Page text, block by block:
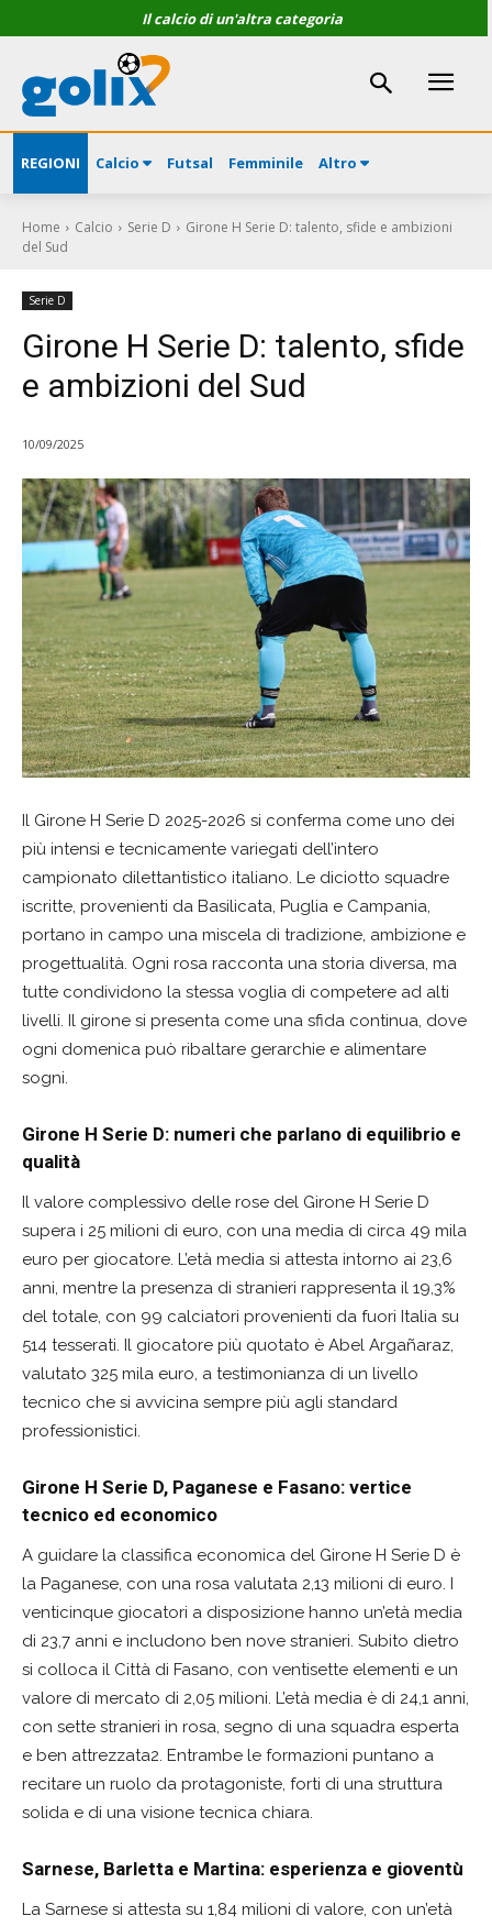
Il calcio di un'altra categoria
REGIONI Calcio Futsal Femminile Altro
Home Calcio Serie D
Girone H Serie D: talento, sfide e ambizioni
del Sud
Serie D
Girone H Serie D: talento, sfide
e ambizioni del Sud
10/09/2025
Il Girone H Serie D 2025-2026 si conferma come uno dei
più intensi e tecnicamente variegati dell’intero
campionato dilettantistico italiano. Le diciotto squadre
iscritte, provenienti da Basilicata, Puglia e Campania,
portano in campo una miscela di tradizione, ambizione e
progettualità. Ogni rosa racconta una storia diversa, ma
tutte condividono la stessa voglia di competere ad alti
livelli. Il girone si presenta come una sfida continua, dove
ogni domenica può ribaltare gerarchie e alimentare
sogni.
Girone H Serie D: numeri che parlano di equilibrio e
qualità
Il valore complessivo delle rose del Girone H Serie D
supera i 25 milioni di euro, con una media di circa 49 mila
euro per giocatore. L’età media si attesta intorno ai 23,6
anni, mentre la presenza di stranieri rappresenta il 19,3%
del totale, con 99 calciatori provenienti da fuori Italia su
514 tesserati. Il giocatore più quotato è Abel Argañaraz,
valutato 325 mila euro, a testimonianza di un livello
tecnico che si avvicina sempre più agli standard
professionistici.
Girone H Serie D, Paganese e Fasano: vertice
tecnico ed economico
A guidare la classifica economica del Girone H Serie D è
la Paganese, con una rosa valutata 2,13 milioni di euro. I
venticinque giocatori a disposizione hanno un’età media
di 23,7 anni e includono ben nove stranieri. Subito dietro
si colloca il Città di Fasano, con ventisette elementi e un
valore di mercato di 2,05 milioni. L’età media è di 24,1 anni,
con sette stranieri in rosa, segno di una squadra esperta
e ben attrezzata2. Entrambe le formazioni puntano a
recitare un ruolo da protagoniste, forti di una struttura
solida e di una visione tecnica chiara.
Sarnese, Barletta e Martina: esperienza e gioventù
La Sarnese si attesta su 1,84 milioni di valore, con un’età